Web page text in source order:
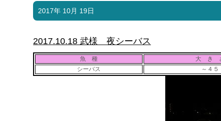
2017年 10月 19日
2017.10.18 武様 夜シーバス
魚 種 大 き
シーバス
～４５